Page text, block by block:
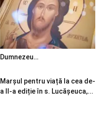
Dumnezeu…
Marșul pentru viață la cea de-
a II-a ediție în s. Lucășeuca,...